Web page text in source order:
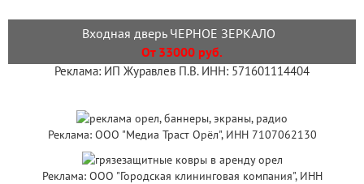
Входная дверь ЧЕРНОЕ ЗЕРКАЛО
От 33000 руб.
Реклама: ИП Журавлев П.В. ИНН: 571601114404
Реклама: ООО "Медиа Траст Орёл", ИНН 7107062130
Реклама: ООО "Городская клининговая компания", ИНН